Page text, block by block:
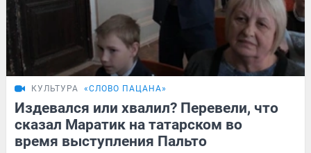
КУЛЬТУРА «СЛОВО ПАЦАНА»
Издевался или хвалил? Перевели, что
сказал Маратик на татарском во
время выступления Пальто